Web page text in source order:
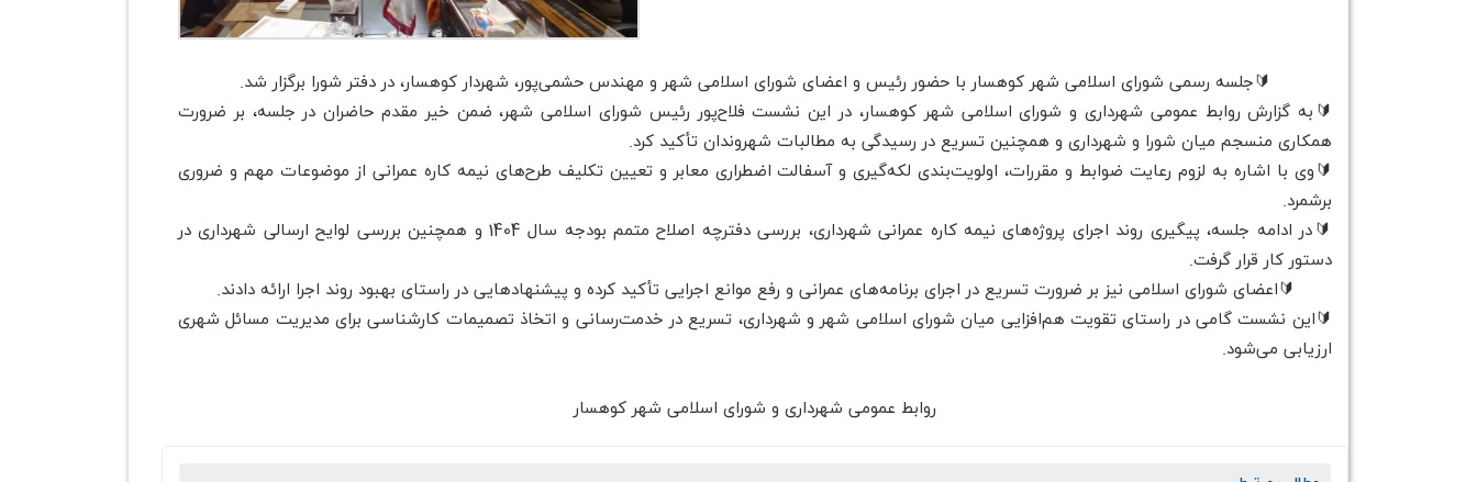
🔰جلسه رسمی شورای اسلامی شهر کوهسار با حضور رئیس و اعضای شورای اسلامی شهر و مهندس حشمی‌پور، شهردار کوهسار، در دفتر شورا برگزار شد.
🔰به گزارش روابط عمومی شهرداری و شورای اسلامی شهر کوهسار، در این نشست فلاح‌پور رئیس شورای اسلامی شهر، ضمن خیر مقدم حاضران در جلسه، بر ضرورت
همکاری منسجم میان شورا و شهرداری و همچنین تسریع در رسیدگی به مطالبات شهروندان تأکید کرد.
🔰وی با اشاره به لزوم رعایت ضوابط و مقررات، اولویت‌بندی لکه‌گیری و آسفالت اضطراری معابر و تعیین تکلیف طرح‌های نیمه کاره عمرانی از موضوعات مهم و ضروری
برشمرد.
🔰در ادامه جلسه، پیگیری روند اجرای پروژه‌های نیمه کاره عمرانی شهرداری، بررسی دفترچه اصلاح متمم بودجه سال 1404 و همچنین بررسی لوایح ارسالی شهرداری در
دستور کار قرار گرفت.
🔰اعضای شورای اسلامی نیز بر ضرورت تسریع در اجرای برنامه‌های عمرانی و رفع موانع اجرایی تأکید کرده و پیشنهادهایی در راستای بهبود روند اجرا ارائه دادند.
🔰این نشست گامی در راستای تقویت هم‌افزایی میان شورای اسلامی شهر و شهرداری، تسریع در خدمت‌رسانی و اتخاذ تصمیمات کارشناسی برای مدیریت مسائل شهری
ارزیابی می‌شود.
روابط عمومی شهرداری و شورای اسلامی شهر کوهسار